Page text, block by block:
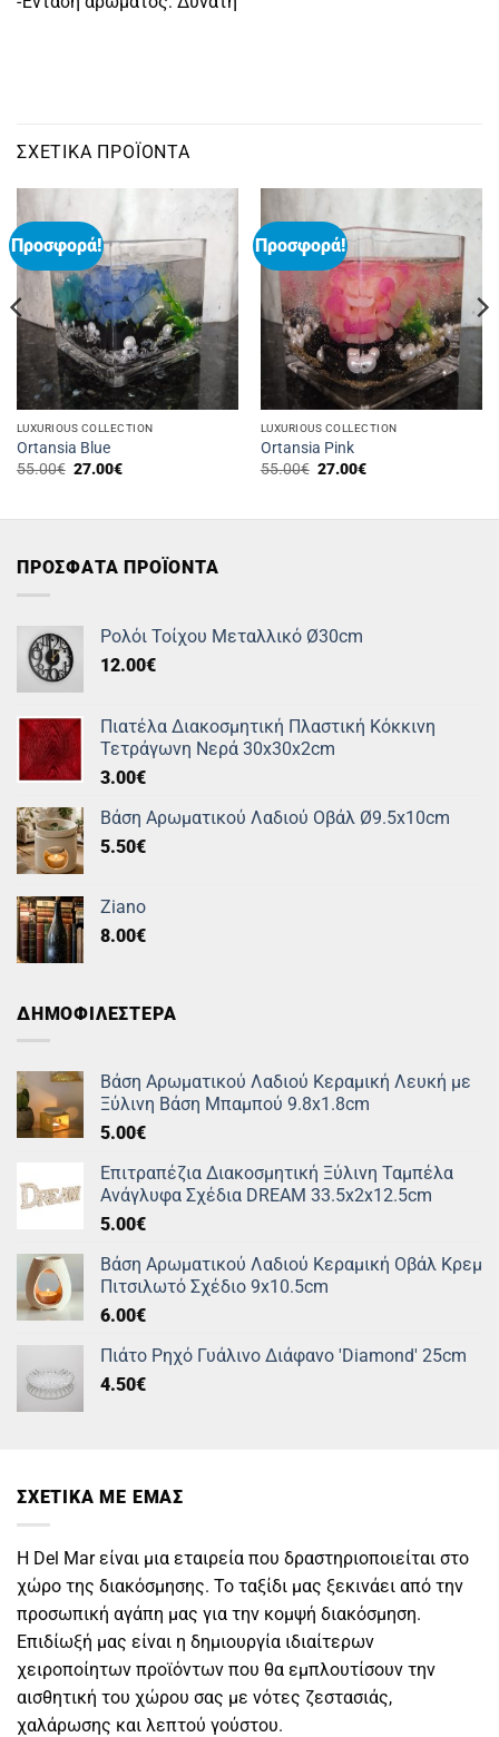
ΣΧΕΤΙΚΆ ΠΡΟΪΌΝΤΑ
Προσφορά!
LUXURIOUS COLLECTION
Ortansia Blue
55.00€ Original
27.00€Η
27.00€.
Προσφορά!
LUXURIOUS COLLECTION
Ortansia Pink
55.00€ Original
27.00€Η
27.00€.
ΠΡΟΣΦΑΤΑ ΠΡΟΪΟΝΤΑ
Ρολόι Τοίχου Μεταλλικό Ø30cm
12.00€
Πιατέλα Διακοσμητική Πλαστική Κόκκινη
Τετράγωνη Νερά 30x30x2cm
3.00€
Βάση Αρωματικού Λαδιού Οβάλ Ø9.5x10cm
5.50€
Ziano
8.00€
ΔΗΜΟΦΙΛΕΣΤΕΡΑ
Βάση Αρωματικού Λαδιού Κεραμική Λευκή με
Ξύλινη Βάση Μπαμπού 9.8x1.8cm
5.00€
Επιτραπέζια Διακοσμητική Ξύλινη Ταμπέλα
Ανάγλυφα Σχέδια DREAM 33.5x2x12.5cm
5.00€
Βάση Αρωματικού Λαδιού Κεραμική Οβάλ Κρεμ
Πιτσιλωτό Σχέδιο 9x10.5cm
6.00€
Πιάτο Ρηχό Γυάλινο Διάφανο 'Diamond' 25cm
4.50€
ΣΧΕΤΙΚΑ ΜΕ ΕΜΑΣ
Η Del Mar είναι μια εταιρεία που δραστηριοποιείται στο
χώρο της διακόσμησης. Το ταξίδι μας ξεκινάει από την
προσωπική αγάπη μας για την κομψή διακόσμηση.
Επιδίωξή μας είναι η δημιουργία ιδιαίτερων
χειροποίητων προϊόντων που θα εμπλουτίσουν την
αισθητική του χώρου σας με νότες ζεστασιάς,
χαλάρωσης και λεπτού γούστου.